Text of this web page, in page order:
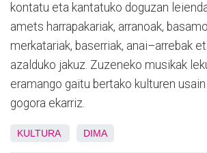
kontatu eta kantatuko doguzan
amets harrapakariak, arranoak,
merkatariak, baserriak, anai–arrebak
azalduko jakuz. Zuzeneko musikak
eramango gaitu bertako kulturen
gogora ekarriz.
KULTURA DIMA